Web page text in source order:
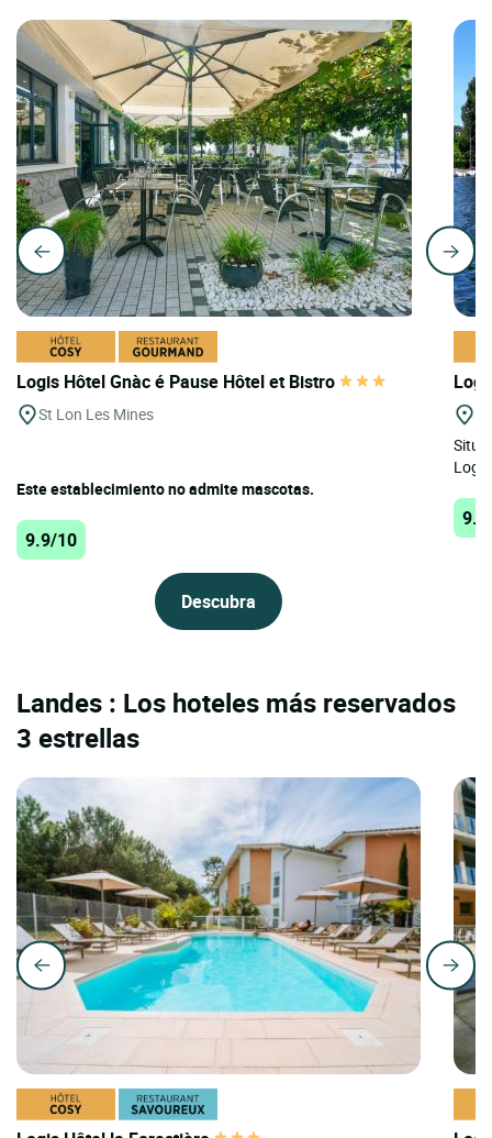
Logis Hôtel Gnàc é Pause Hôtel et Bistro
St Lon Les Mines
Este establecimiento no admite mascotas.
9.9/10
Descubra
Landes : Los hoteles más reservados
3 estrellas